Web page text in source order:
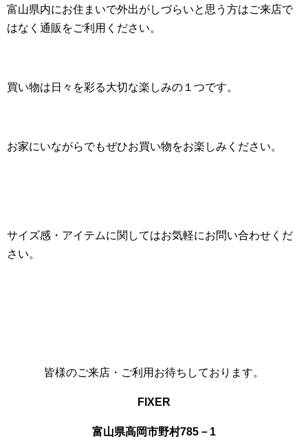
富山県内にお住まいで外出がしづらいと思う方はご来店で
はなく通販をご利用ください。
買い物は日々を彩る大切な楽しみの１つです。
お家にいながらでもぜひお買い物をお楽しみください。
サイズ感・アイテムに関してはお気軽にお問い合わせくだ
さい。
皆様のご来店・ご利用お待ちしております。
FIXER
富山県高岡市野村785－1